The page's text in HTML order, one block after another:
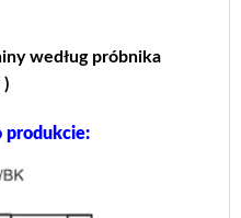
według próbnika
produkcie: